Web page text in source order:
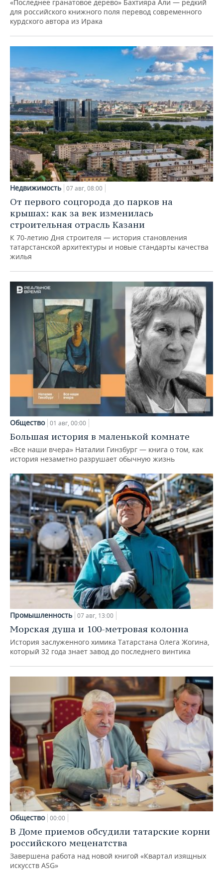
«Последнее гранатовое дерево» Бахтияра Али — редкий
для российского книжного поля перевод современного
курдского автора из Ирака
Недвижимость 07 авг, 08:00
От первого соцгорода до парков на
крышах: как за век изменилась
строительная отрасль Казани
К 70-летию Дня строителя — история становления
татарстанской архитектуры и новые стандарты качества
жилья
Общество 01 авг, 00:00
Большая история в маленькой комнате
«Все наши вчера» Наталии Гинзбург — книга о том, как
история незаметно разрушает обычную жизнь
Промышленность 07 авг, 13:00
Морская душа и 100-метровая колонна
История заслуженного химика Татарстана Олега Жогина,
который 32 года знает завод до последнего винтика
Общество 00:00
В Доме приемов обсудили татарские корни
российского меценатства
Завершена работа над новой книгой «Квартал изящных
искусств ASG»